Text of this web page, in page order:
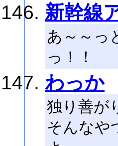
新幹線
あ～～っ
っ！！
わっか
独り善が
そんなや